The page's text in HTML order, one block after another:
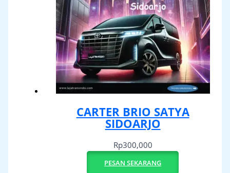
CARTER BRIO SATYA
SIDOARJO
Rp300,000
PESAN SEKARANG